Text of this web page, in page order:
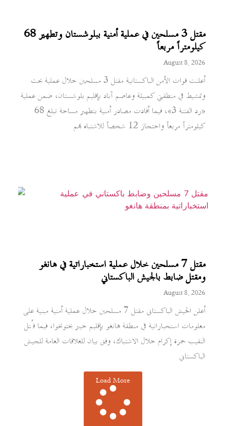
مقتل 3 مسلحين في عملية أمنية ببلوشستان وتطهير 68
كيلومتراً مربعاً
August 8, 2026
أعلنت قوات الأمن الباكستانية مقتل 3 مسلحين خلال عملية بحث
وتمشيط في منطقتي كمبيلة وعاصم آباد بإقليم بلوشستان، ضمن عملية
«رد الفتنة 3»، فيما أفادت مصادر أمنية بتطهير مساحة تبلغ 68
كيلومتراً مربعاً واحتجاز 12 شخصاً للاشتباه بهم
مقتل 7 مسلحين خلال عملية استخباراتية في هانغو
ومقتل ضابط بالجيش الباكستاني
August 8, 2026
أعلن الجيش الباكستاني مقتل 7 مسلحين خلال عملية أمنية مبنية على
معلومات استخباراتية في منطقة هانغو بإقليم خيبر بختونخوا، فيما قُتل
النقيب حمزة إكرام خلال الاشتباك، وفق بيان للعلاقات العامة للجيش
الباكستاني
Load More